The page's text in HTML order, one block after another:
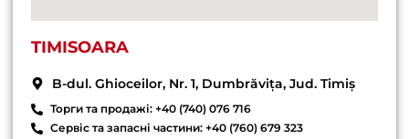
TIMISOARA
B-dul. Ghioceilor, Nr. 1, Dumbrăvița, Jud. Timiș
Торги та продажі: +40 (740) 076 716
Сервіс та запасні частини: +40 (760) 679 323